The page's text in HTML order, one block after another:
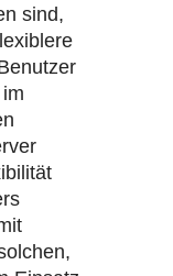
sind,